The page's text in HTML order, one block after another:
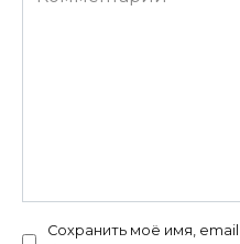
Сохранить моё имя,